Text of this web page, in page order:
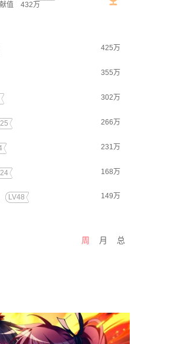
值
432万
425万
355万
302万
266万
231万
168万
LV48 149万
周 月 总